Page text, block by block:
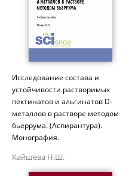
Исследование состава и
устойчивости растворимых
пектинатов и альгинатов D-
металлов в растворе методом
бьеррума. (Аспирантура).
Монография.
Кайшева Н.Ш.